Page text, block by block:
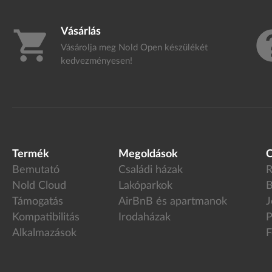
shopping_cart Vásárlás
Vásárolja meg Nold Open készülékét
kedvezményesen!
Termék
Bemutató
Nold Cloud
Támogatás
Kompatibilitás
Alkalmazások
Megoldások
Családi házak
Lakóparkok
AirBnB és apartmanok
Irodaházak